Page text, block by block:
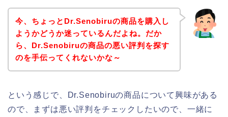
今、ちょっとDr.Senobiruの商品を購入し
ようかどうか迷っているんだよね。だか
ら、Dr.Senobiruの商品の悪い評判を探す
のを手伝ってくれないかな～
という感じで、Dr.Senobiruの商品について興味がある
ので、まずは悪い評判をチェックしたいので、一緒に